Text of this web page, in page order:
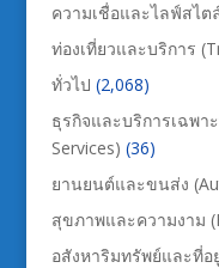
ความเชื่อและไลฟ์สไต
ท่องเที่ยวและบริการ
ทั่วไป (2,068)
ธุรกิจและบริการเฉพา
Services) (36)
ยานยนต์และขนส่ง
สุขภาพและความงาม
อสังหาริมทรัพย์และที่อ